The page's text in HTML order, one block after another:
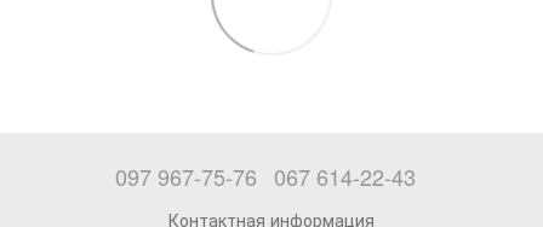
097 967-75-76 067 614-22-43
Контактная информация